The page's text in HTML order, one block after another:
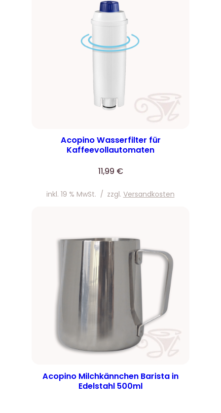
Acopino Wasserfilter für
Kaffeevollautomaten
11,99 €
inkl. 19 % MwSt. / zzgl. Versandkosten
Acopino Milchkännchen Barista in
Edelstahl 500ml